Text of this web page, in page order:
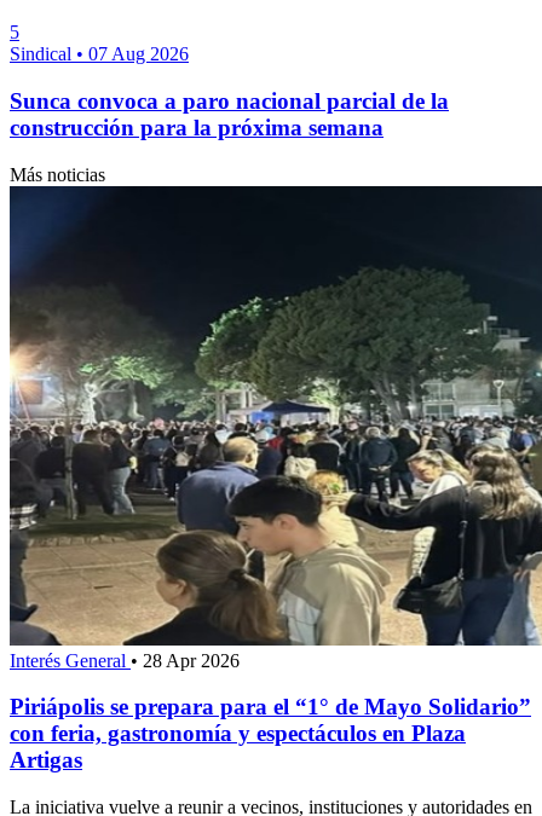
5
Sindical • 07 Aug 2026
Sunca convoca a paro nacional parcial de la
construcción para la próxima semana
Más noticias
Interés General • 28 Apr 2026
Piriápolis se prepara para el “1° de Mayo Solidario”
con feria, gastronomía y espectáculos en Plaza
Artigas
La iniciativa vuelve a reunir a vecinos, instituciones y autoridades en